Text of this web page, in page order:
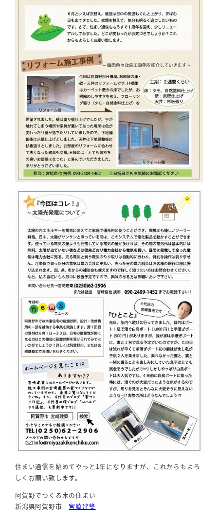
住まい通信を始めてやっと1年になりますが、これからもよろ
しくお願い致します。
阿賀野でつくる木の住まい
新潟県阿賀野市 宮崎建築